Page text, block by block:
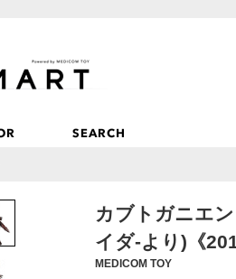
カブトガニエ
イダ-より)《
MEDICOM TOY